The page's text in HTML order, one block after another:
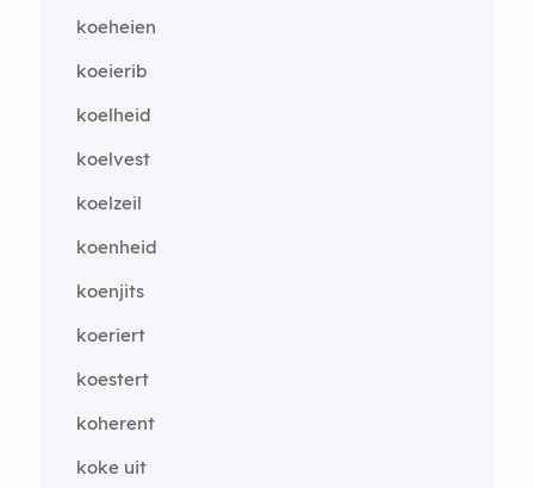
koeheien
koeierib
koelheid
koelvest
koelzeil
koenheid
koenjits
koeriert
koestert
koherent
koke uit